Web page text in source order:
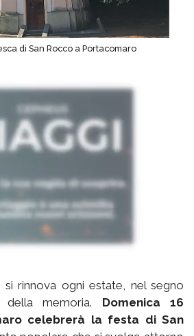
di San Rocco a Portacomaro
si rinnova ogni estate, nel segno
memoria. Domenica 16
celebrerà la festa di San